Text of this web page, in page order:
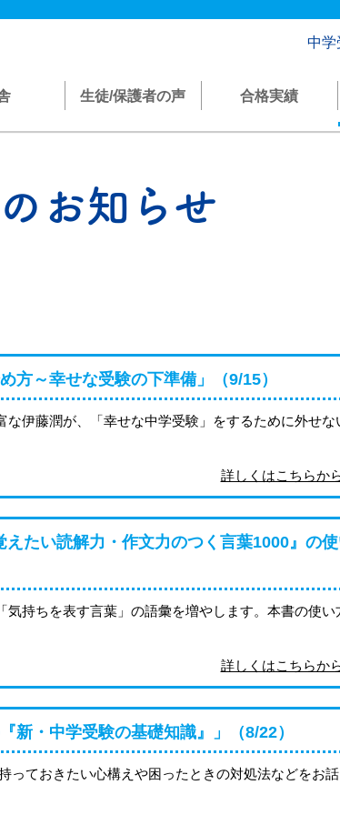
中学
生徒/保護者の声 合格実績
お知らせ
～幸せな受験の下準備」（9/15）
伊藤潤が、「幸せな中学受験」をするために外せな
詳しくはこちら
たい読解力・作文力のつく言葉1000』の
持ちを表す言葉」の語彙を増やします。本書の使い
詳しくはこちら
・中学受験の基礎知識』」（8/22）
っておきたい心構えや困ったときの対処法などをお